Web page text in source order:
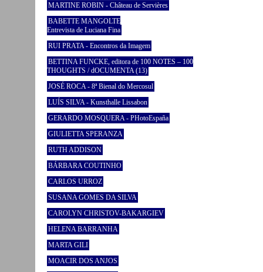
MARTINE ROBIN - Château de Servières
BABETTE MANGOLTE
Entrevista de Luciana Fina
RUI PRATA - Encontros da Imagem
BETTINA FUNCKE, editora de 100 NOTES – 100
THOUGHTS / dOCUMENTA (13)
JOSÉ ROCA - 8ª Bienal do Mercosul
LUÍS SILVA - Kunsthalle Lissabon
GERARDO MOSQUERA - PHotoEspaña
GIULIETTA SPERANZA
RUTH ADDISON
BÁRBARA COUTINHO
CARLOS URROZ
SUSANA GOMES DA SILVA
CAROLYN CHRISTOV-BAKARGIEV
HELENA BARRANHA
MARTA GILI
MOACIR DOS ANJOS